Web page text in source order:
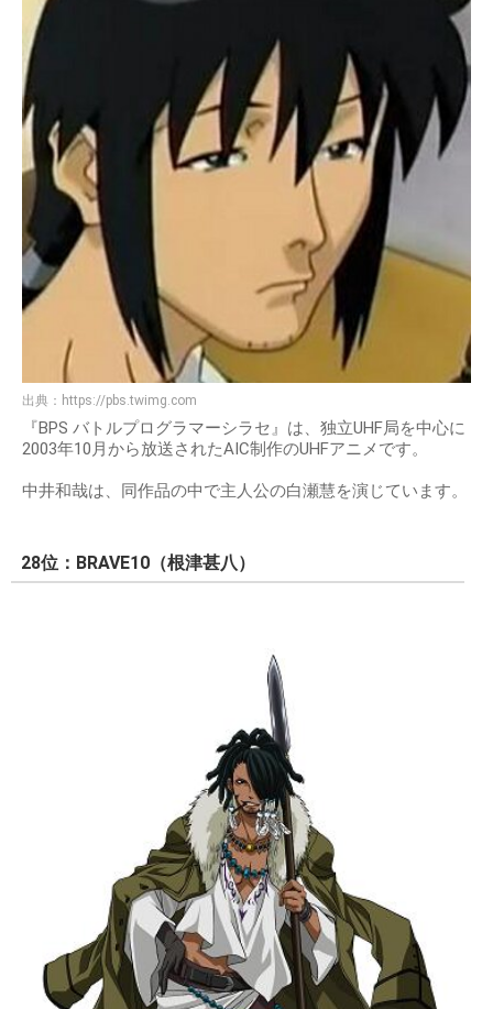
出典： https://pbs.twimg.com
『BPS バトルプログラマーシラセ』は、独立UHF局を中心に
2003年10月から放送されたAIC制作のUHFアニメです。
中井和哉は、同作品の中で主人公の白瀬慧を演じています。
28位：BRAVE10（根津甚八）